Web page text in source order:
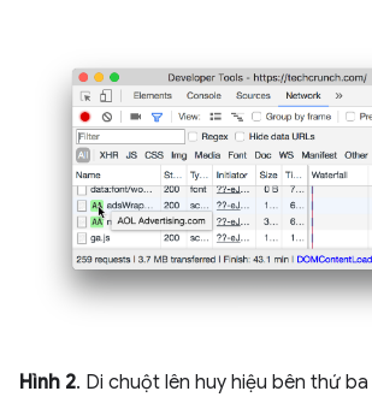
Hình 2. Di chuột lên huy hiệu bên thứ